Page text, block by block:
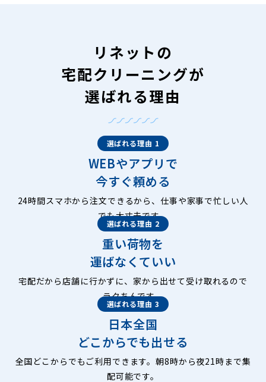
リネットの
宅配クリーニングが
選ばれる理由
選ばれる理由 1
WEBやアプリで
今すぐ頼める
24時間スマホから注文できるから、仕事や家事で忙しい人
でも大丈夫です。
選ばれる理由 2
重い荷物を
運ばなくていい
宅配だから店舗に行かずに、家から出せて受け取れるので
ラクちんです。
選ばれる理由 3
日本全国
どこからでも出せる
全国どこからでもご利用できます。朝8時から夜21時まで集
配可能です。